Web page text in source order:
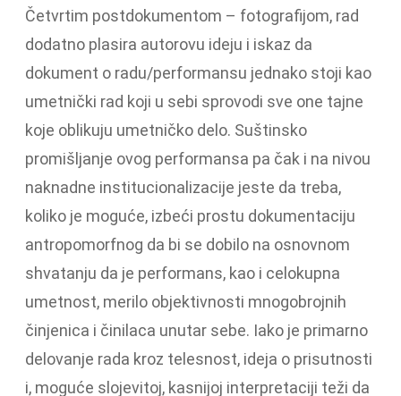
Četvrtim postdokumentom – fotografijom, rad
dodatno plasira autorovu ideju i iskaz da
dokument o radu/performansu jednako stoji kao
umetnički rad koji u sebi sprovodi sve one tajne
koje oblikuju umetničko delo. Suštinsko
promišljanje ovog performansa pa čak i na nivou
naknadne institucionalizacije jeste da treba,
koliko je moguće, izbeći prostu dokumentaciju
antropomorfnog da bi se dobilo na osnovnom
shvatanju da je performans, kao i celokupna
umetnost, merilo objektivnosti mnogobrojnih
činjenica i činilaca unutar sebe. Iako je primarno
delovanje rada kroz telesnost, ideja o prisutnosti
i, moguće slojevitoj, kasnijoj interpretaciji teži da